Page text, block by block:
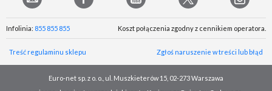
Infolinia: 855 855 855 Koszt połączenia zgodny z cennikiem operatora.
Treść regulaminu sklepu Zgłoś naruszenie w treści lub błąd
Euro-net sp. z o. o., ul. Muszkieterów 15, 02-273 Warszawa